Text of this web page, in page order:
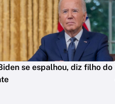
se espalhou, diz filho do